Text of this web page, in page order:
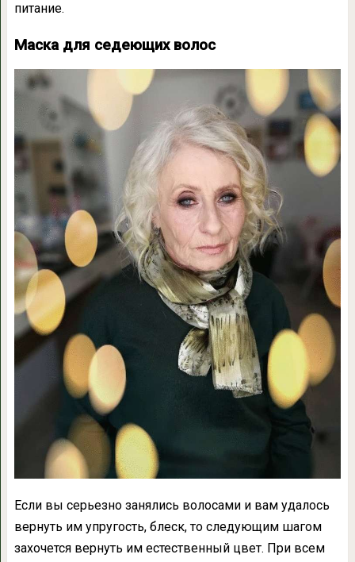
питание.
Маска для седеющих волос
Если вы серьезно занялись волосами и вам удалось
вернуть им упругость, блеск, то следующим шагом
захочется вернуть им естественный цвет. При всем